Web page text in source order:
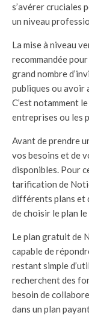
s’avérer cruciales
un niveau
La mise à niveau
recommandée
grand nombre
publiques ou avoir
C’est notamment
entreprises ou les
Avant de prendre
vos besoins et de
disponibles. Pour
tarification de
différents plans et
de choisir le plan
Le plan gratuit de
capable de
restant simple
recherchent des
besoin de
dans un plan